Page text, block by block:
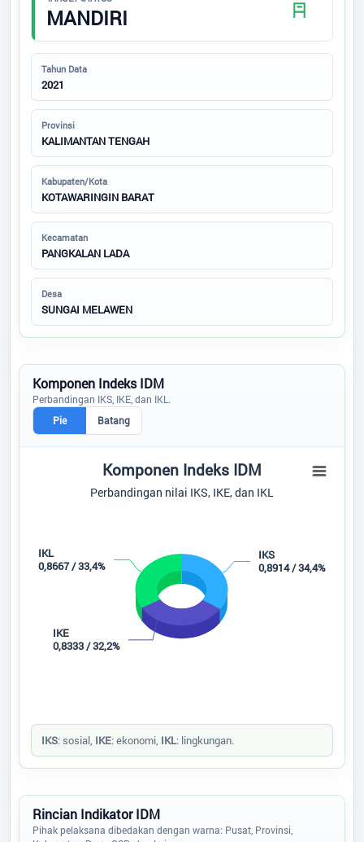
Status SDGs
Regulasi
Bantuan
Peta
ARTIKEL
Data Suplemen
MANDIRI
Tahun Data
2021
Provinsi
KALIMANTAN TENGAH
Kabupaten/Kota
KOTAWARINGIN BARAT
Kecamatan
PANGKALAN LADA
Desa
SUNGAI MELAWEN
Komponen Indeks IDM
Perbandingan IKS, IKE, dan IKL.
Pie
Batang
Komponen Indeks IDM
Pie chart with 3 slices.
Komponen Indeks IDM
Perbandingan nilai IKS, IKE, dan IKL
IKS
0,8914 / 34,4%
IKE
0,8333 / 32,2%
IKL
0,8667 / 33,4%
End of interactive chart.
IKS: sosial, IKE: ekonomi, IKL: lingkungan.
Rincian Indikator IDM
Pihak pelaksana dibedakan dengan warna: Pusat, Provinsi,